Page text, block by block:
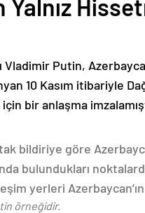
Vladimir Putin,
10 Kasım itibariyle
bir anlaşma
bildiriye göre
bulundukları
yerleri
örneğidir.